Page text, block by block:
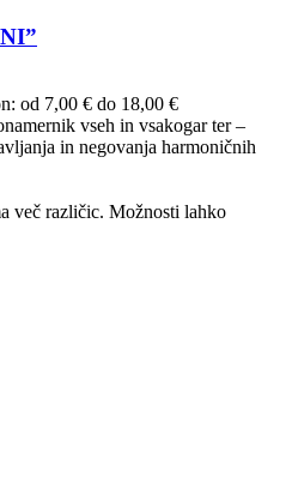
od 7,00 € do 18,00 €
vseh in vsakogar ter –
in negovanja harmoničnih
več različic. Možnosti lahko